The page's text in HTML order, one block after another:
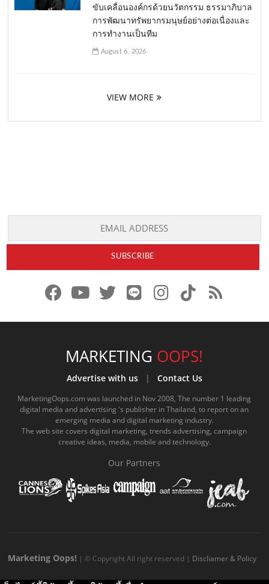
ขับเคลื่อนองค์กรด้วยนวัตกรรม ธรรมาภิบาล
การพัฒนาทรัพยากรมนุษย์อย่างต่อเนื่องและ
การทำงานเป็นทีม
August 6, 2026
VIEW MORE
e
b
o
o
k
c
o
t
u
b
e
.
o
x
o
m
e
m
e
t
a
g
r
a
.
t
o
k
.
c
m
r
MARKETING OOPS!
Advertise with us| Contact Us
MarketingOops.com was launched in Nov 2008, The number 1 leading
digital media and advertising 's publisher in Thailand, to report on an
emerging media and digital marketing industry.
The web site covers digital marketing, trends advertising, campaign
creative ideas, media, mobile and technology.
Our Partners
Marketing Oops! | © Copyright All right reserved | Discliamer & Policy